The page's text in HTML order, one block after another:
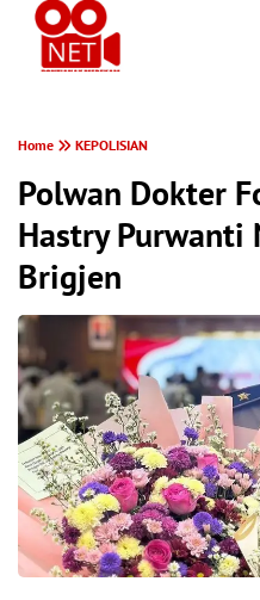
Home KEPOLISIAN
Polwan Dokter
Hastry Purwanti
Brigjen